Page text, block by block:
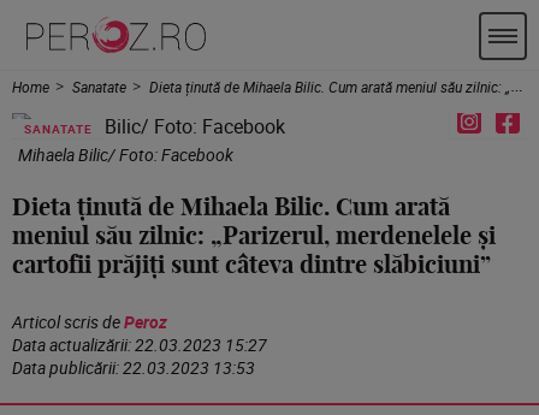
Home Sanatate Dieta ținută de Mihaela Bilic. Cum arată meniul său zilnic: „Parizerul, merdenelele și cartofii prăjiți sunt câteva dintre slăbiciuni”
SANATATE
Mihaela Bilic/ Foto: Facebook
Dieta ținută de Mihaela Bilic. Cum arată
meniul său zilnic: „Parizerul, merdenelele și
cartofii prăjiți sunt câteva dintre slăbiciuni”
Articol scris dePeroz
Data actualizării:22.03.2023 15:27
Data publicării:22.03.2023 13:53